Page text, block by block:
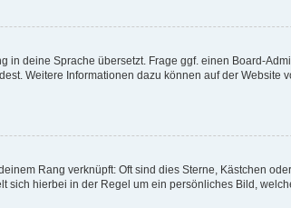
deine Sprache übersetzt. Frage ggf. einen Board-
Weitere Informationen dazu können auf der Website
Rang verknüpft: Oft sind dies Sterne, Kästchen
sich hierbei in der Regel um ein persönliches Bild,